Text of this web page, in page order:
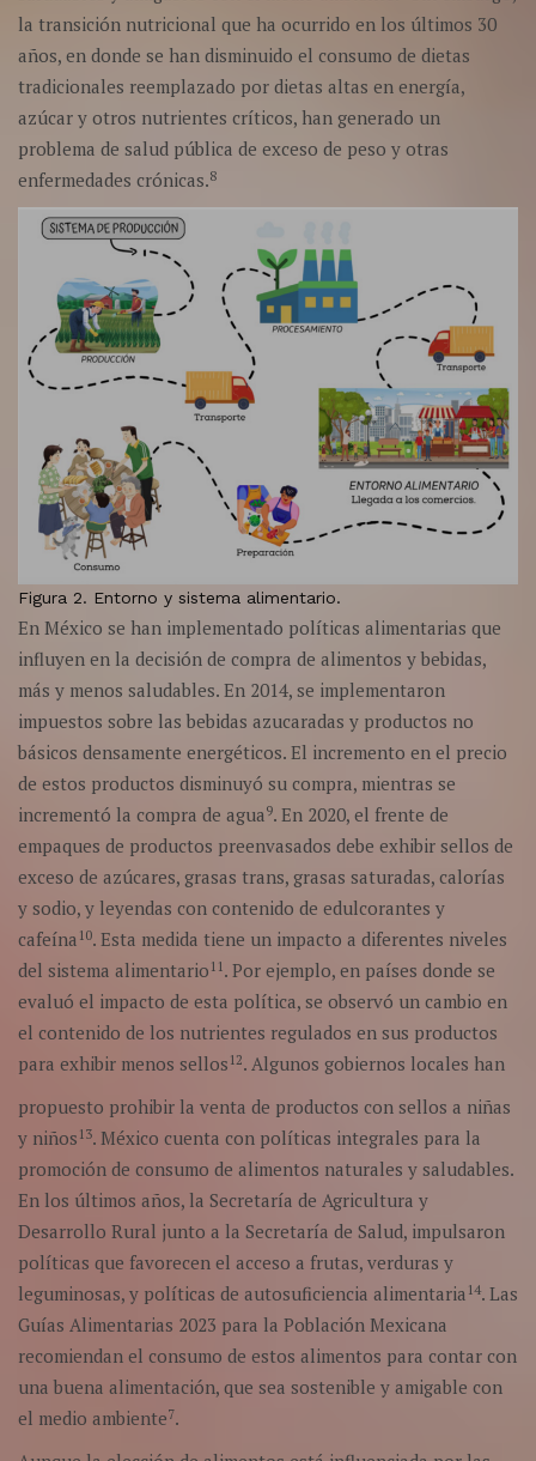
la transición nutricional que ha ocurrido en los últimos 30
años, en donde se han disminuido el consumo de dietas
tradicionales reemplazado por dietas altas en energía,
azúcar y otros nutrientes críticos, han generado un
problema de salud pública de exceso de peso y otras
enfermedades crónicas.8
Figura 2. Entorno y sistema alimentario.
En México se han implementado políticas alimentarias que
influyen en la decisión de compra de alimentos y bebidas,
más y menos saludables. En 2014, se implementaron
impuestos sobre las bebidas azucaradas y productos no
básicos densamente energéticos. El incremento en el precio
de estos productos disminuyó su compra, mientras se
incrementó la compra de agua9. En 2020, el frente de
empaques de productos preenvasados debe exhibir sellos de
exceso de azúcares, grasas trans, grasas saturadas, calorías
y sodio, y leyendas con contenido de edulcorantes y
cafeína 10. Esta medida tiene un impacto a diferentes niveles
del sistema alimentario 11 . Por ejemplo, en países donde se
evaluó el impacto de esta política, se observó un cambio en
el contenido de los nutrientes regulados en sus productos
para exhibir menos sellos 12. Algunos gobiernos locales han
propuesto prohibir la venta de productos con sellos a niñas
y niños 13. México cuenta con políticas integrales para la
promoción de consumo de alimentos naturales y saludables.
En los últimos años, la Secretaría de Agricultura y
Desarrollo Rural junto a la Secretaría de Salud, impulsaron
políticas que favorecen el acceso a frutas, verduras y
leguminosas, y políticas de autosuficiencia alimentaria 14. Las
Guías Alimentarias 2023 para la Población Mexicana
recomiendan el consumo de estos alimentos para contar con
una buena alimentación, que sea sostenible y amigable con
el medio ambiente7.